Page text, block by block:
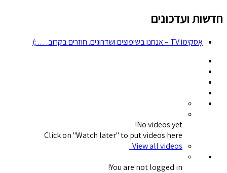
חדשות ועדכונים
אָסקימוֹ TV – אנחנו בשיפוצים ושדרוגים. חוזרים בקרוב…. :)
No videos yet!
Click on "Watch later" to put videos here
View all videos
You are not logged in!